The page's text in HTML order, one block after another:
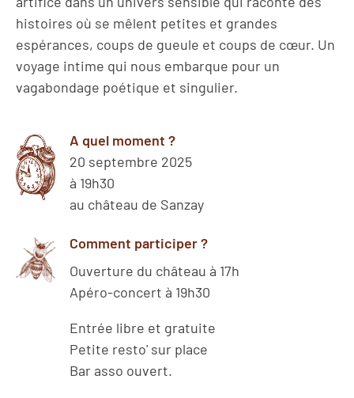
histoires où se mêlent petites et grandes
espérances, coups de gueule et coups de cœur. Un
voyage intime qui nous embarque pour un
vagabondage poétique et singulier.
A quel moment ?
20 septembre 2025
à 19h30
au château de Sanzay
Comment participer ?
Ouverture du château à 17h
Apéro-concert à 19h30
Entrée libre et gratuite
Petite resto' sur place
Bar asso ouvert.